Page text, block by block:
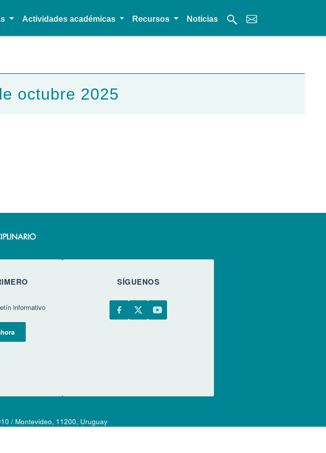
Actividades académicas Recursos Noticias
octubre 2025
informativo
SÍGUENOS
/ Montevideo, 11200, Uruguay